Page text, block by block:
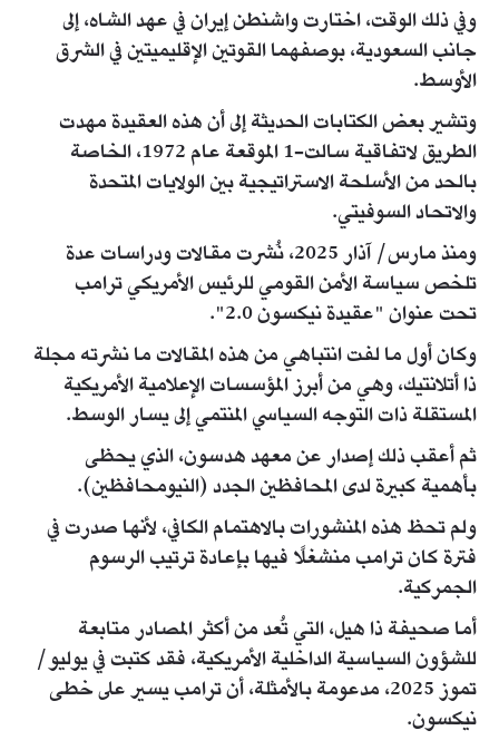
وفي ذلك الوقت، اختارت واشنطن إيران في عهد الشاه، إلى
جانب السعودية، بوصفهما القوتين الإقليميتين في الشرق
الأوسط.
وتشير بعض الكتابات الحديثة إلى أن هذه العقيدة مهدت
الطريق لاتفاقية سالت-1 الموقعة عام 1972، الخاصة
بالحد من الأسلحة الاستراتيجية بين الولايات المتحدة
والاتحاد السوفيتي.
ومنذ مارس/ آذار 2025، نُشرت مقالات ودراسات عدة
تلخص سياسة الأمن القومي للرئيس الأمريكي ترامب
تحت عنوان "عقيدة نيكسون 2.0".
وكان أول ما لفت انتباهي من هذه المقالات ما نشرته مجلة
ذا أتلانتيك، وهي من أبرز المؤسسات الإعلامية الأمريكية
المستقلة ذات التوجه السياسي المنتمي إلى يسار الوسط.
ثم أعقب ذلك إصدار عن معهد هدسون، الذي يحظى
بأهمية كبيرة لدى المحافظين الجدد (النيومحافظين).
ولم تحظ هذه المنشورات بالاهتمام الكافي، لأنها صدرت في
فترة كان ترامب منشغلًا فيها بإعادة ترتيب الرسوم
الجمركية.
أما صحيفة ذا هيل، التي تُعد من أكثر المصادر متابعة
للشؤون السياسية الداخلية الأمريكية، فقد كتبت في يوليو/
تموز 2025، مدعومة بالأمثلة، أن ترامب يسير على خطى
نيكسون.